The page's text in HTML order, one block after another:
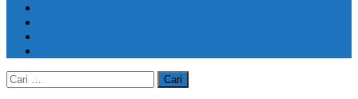
Cari
untuk: